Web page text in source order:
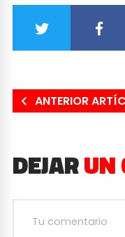
ANTERIOR
DEJARUN